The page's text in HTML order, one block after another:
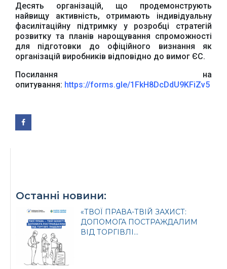
Десять організацій, що продемонструють
найвищу активність, отримають індивідуальну
фасилітаційну підтримку у розробці стратегій
розвитку та планів нарощування спроможності
для підготовки до офіційного визнання як
організацій виробників відповідно до вимог ЄС.
Посилання на
опитування: https://forms.gle/1FkH8DcDdU9KFiZv5
Останні новини:
«ТВОЇ ПРАВА-ТВІЙ ЗАХИСТ:
ДОПОМОГА ПОСТРАЖДАЛИМ
ВІД ТОРГІВЛІ...
Офіційний веб-сайт
Бориспільської РДА
Офіційний веб-сайт
Бориспільської
районної ради